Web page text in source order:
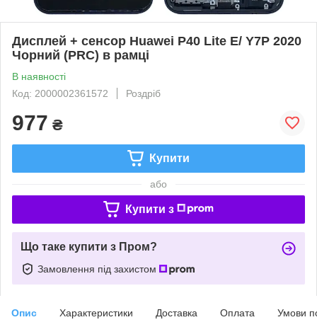
Дисплей + сенсор Huawei P40 Lite E/ Y7P 2020
Чорний (PRC) в рамці
В наявності
Код: 2000002361572
Роздріб
977 ₴
Купити
або
Купити з
Що таке купити з Пром?
Замовлення під захистом
Опис Характеристики Доставка Оплата Умови